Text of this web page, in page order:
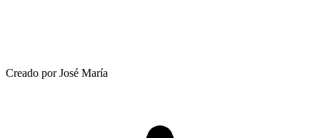
Creado por José María